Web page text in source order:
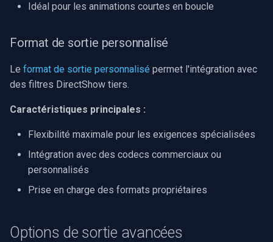
Idéal pour les animations courtes en boucle
Format de sortie personnalisé
Le format de sortie personnalisé permet l'intégration avec
des filtres DirectShow tiers.
Caractéristiques principales :
Flexibilité maximale pour les exigences spécialisées
Intégration avec des codecs commerciaux ou
personnalisés
Prise en charge des formats propriétaires
Options de sortie avancées